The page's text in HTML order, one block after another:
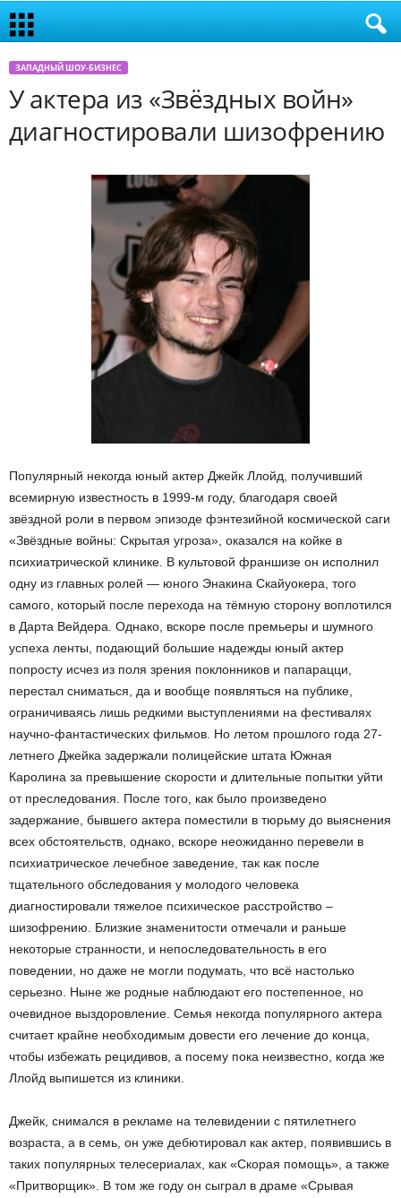
ЗАПАДНЫЙ ШОУ-БИЗНЕС
У актера из «Звёздных войн»
диагностировали шизофрению
Популярный некогда юный актер Джейк Ллойд, получивший
всемирную известность в 1999-м году, благодаря своей
звёздной роли в первом эпизоде фэнтезийной космической саги
«Звёздные войны: Скрытая угроза», оказался на койке в
психиатрической клинике. В культовой франшизе он исполнил
одну из главных ролей — юного Энакина Скайуокера, того
самого, который после перехода на тёмную сторону воплотился
в Дарта Вейдера. Однако, вскоре после премьеры и шумного
успеха ленты, подающий большие надежды юный актер
попросту исчез из поля зрения поклонников и папарацци,
перестал сниматься, да и вообще появляться на публике,
ограничиваясь лишь редкими выступлениями на фестивалях
научно-фантастических фильмов. Но летом прошлого года 27-
летнего Джейка задержали полицейские штата Южная
Каролина за превышение скорости и длительные попытки уйти
от преследования. После того, как было произведено
задержание, бывшего актера поместили в тюрьму до выяснения
всех обстоятельств, однако, вскоре неожиданно перевели в
психиатрическое лечебное заведение, так как после
тщательного обследования у молодого человека
диагностировали тяжелое психическое расстройство –
шизофрению. Близкие знаменитости отмечали и раньше
некоторые странности, и непоследовательность в его
поведении, но даже не могли подумать, что всё настолько
серьезно. Ныне же родные наблюдают его постепенное, но
очевидное выздоровление. Семья некогда популярного актера
считает крайне необходимым довести его лечение до конца,
чтобы избежать рецидивов, а посему пока неизвестно, когда же
Ллойд выпишется из клиники.
Джейк, снимался в рекламе на телевидении с пятилетнего
возраста, а в семь, он уже дебютировал как актер, появившись в
таких популярных телесериалах, как «Скорая помощь», а также
«Притворщик». В том же году он сыграл в драме «Срывая